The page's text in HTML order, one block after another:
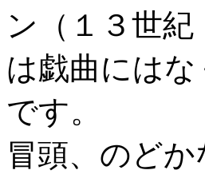
ン（１３世
は戯曲には
です。
冒頭、のど